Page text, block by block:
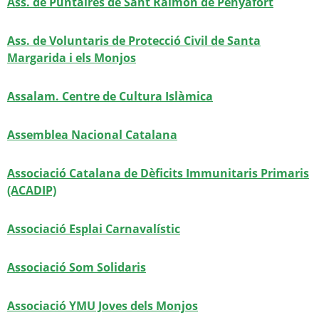
Ass. de Voluntaris de Protecció Civil de Santa
Margarida i els Monjos
Assalam. Centre de Cultura Islàmica
Assemblea Nacional Catalana
Associació Catalana de Dèficits Immunitaris Primaris
(ACADIP)
Associació Esplai Carnavalístic
Associació Som Solidaris
Associació YMU Joves dels Monjos